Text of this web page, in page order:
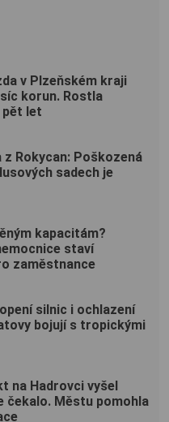
v Plzeňském kraji
korun. Rostla
pět let
z Rokycan: Poškozená
sadech je
kapacitám?
staví
zaměstnance
silnic i ochlazení
bojují s tropickými
na Hadrovci vyšel
čekalo. Městu pomohla